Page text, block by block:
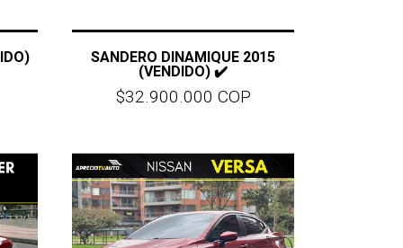
SANDERO DINAMIQUE 2015
(VENDIDO) ✔️
$32.900.000 COP